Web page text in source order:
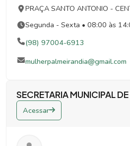
PRAÇA SANTO ANTONIO -
Segunda - Sexta • 08:00 às
(98) 97004-6913
mulherpalmeirandia@gmail.com
SECRETARIA MUNICIPAL
Acessar